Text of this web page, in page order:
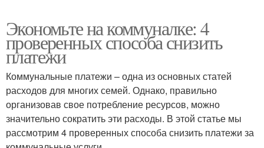
Экономьте на коммуналке: 4
проверенных способа снизить
платежи
Коммунальные платежи – одна из основных статей
расходов для многих семей. Однако, правильно
организовав свое потребление ресурсов, можно
значительно сократить эти расходы. В этой статье мы
рассмотрим 4 проверенных способа снизить платежи за